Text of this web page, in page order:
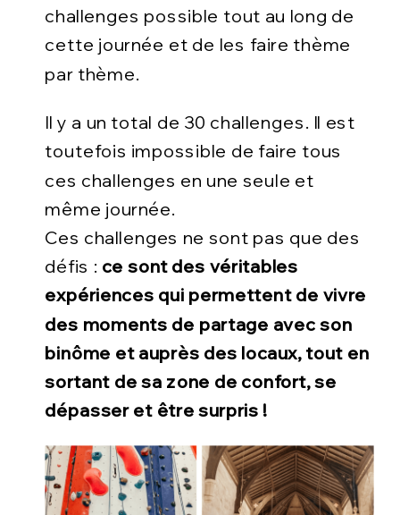
challenges possible tout au long de
cette journée et de les faire thème
par thème.
Il y a un total de 30 challenges. Il est
toutefois impossible de faire tous
ces challenges en une seule et
même journée.
Ces challenges ne sont pas que des
défis : ce sont des véritables
expériences qui permettent de vivre
des moments de partage avec son
binôme et auprès des locaux, tout en
sortant de sa zone de confort, se
dépasser et être surpris !